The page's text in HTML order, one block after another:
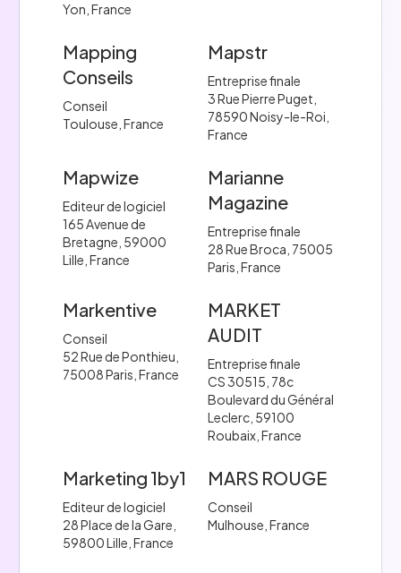
Yon, France
Mapping
Conseils
Conseil
Toulouse, France
Mapstr
Entreprise finale
3 Rue Pierre Puget,
78590 Noisy-le-Roi,
France
Mapwize
Editeur de logiciel
165 Avenue de
Bretagne, 59000
Lille, France
Marianne
Magazine
Entreprise finale
28 Rue Broca, 75005
Paris, France
Markentive
Conseil
52 Rue de Ponthieu,
75008 Paris, France
MARKET
AUDIT
Entreprise finale
CS 30515, 78c
Boulevard du Général
Leclerc, 59100
Roubaix, France
Marketing 1by1
Editeur de logiciel
28 Place de la Gare,
59800 Lille, France
MARS ROUGE
Conseil
Mulhouse, France